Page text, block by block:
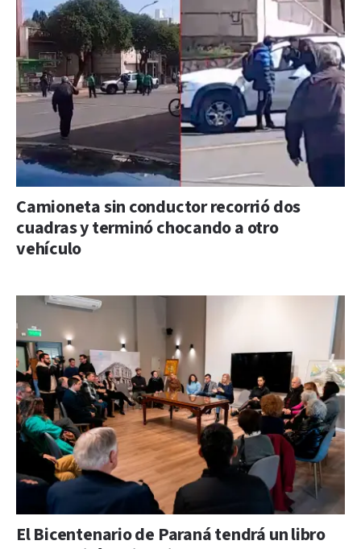
Camioneta sin conductor recorrió dos
cuadras y terminó chocando a otro
vehículo
El Bicentenario de Paraná tendrá un libro